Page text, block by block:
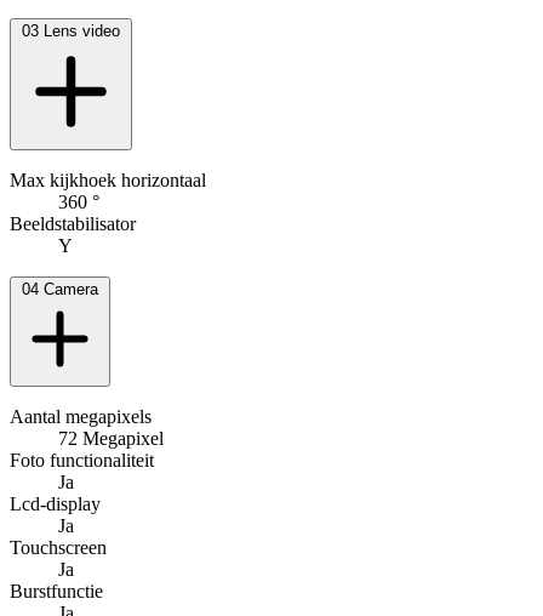
03 Lens video
Max kijkhoek horizontaal
360 °
Beeldstabilisator
Y
04 Camera
Aantal megapixels
72 Megapixel
Foto functionaliteit
Ja
Lcd-display
Ja
Touchscreen
Ja
Burstfunctie